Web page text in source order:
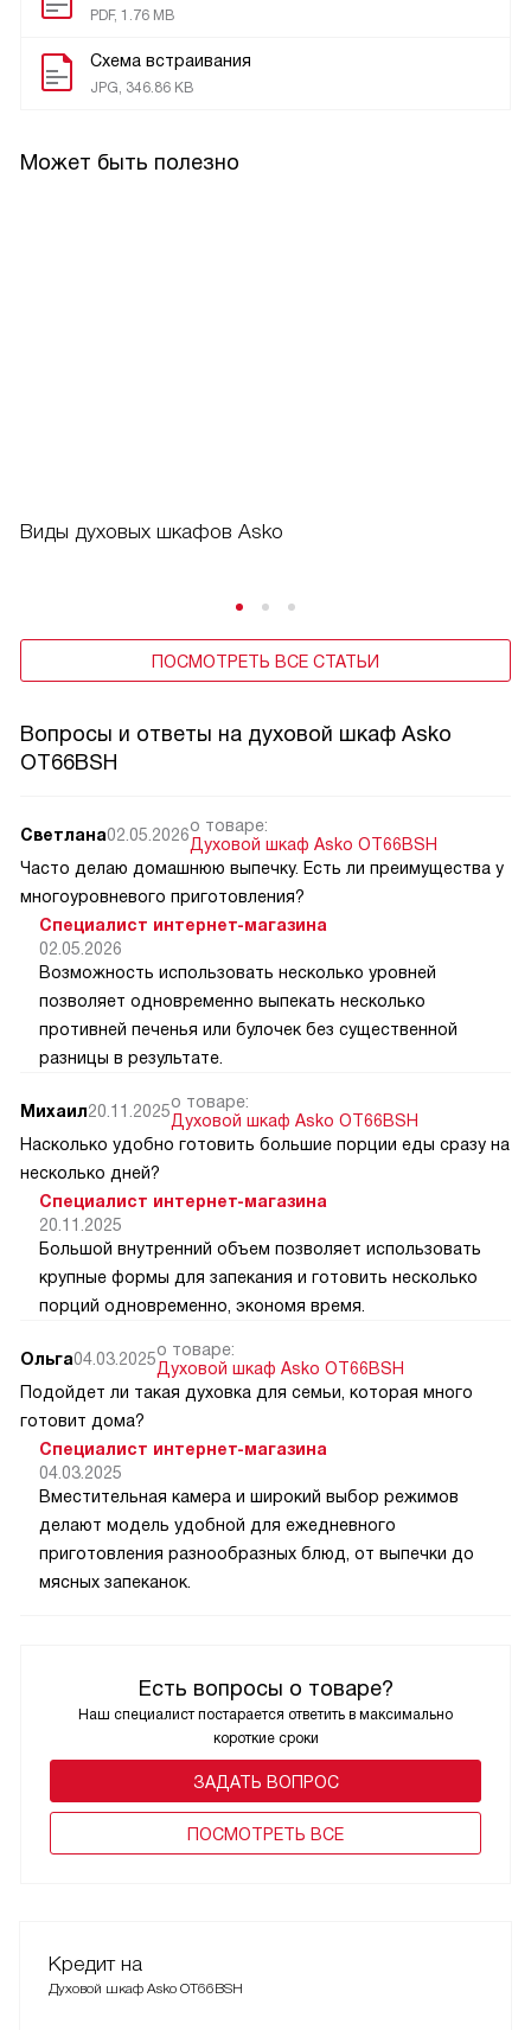
PDF, 1.76 MB
Схема встраивания
JPG, 346.86 KB
Может быть полезно
Виды духовых шкафов Asko
ПОСМОТРЕТЬ ВСЕ СТАТЬИ
Вопросы и ответы на духовой шкаф Asko
OT66BSH
Есть вопросы о товаре?
Наш специалист постарается ответить в максимально
короткие сроки
ЗАДАТЬ ВОПРОС
ПОCМОТРЕТЬ ВСЕ
Светлана02.05.2026о товаре:
Духовой шкаф Asko OT66BSH
Часто делаю домашнюю выпечку. Есть ли преимущества у
многоуровневого приготовления?
Специалист интернет-магазина
02.05.2026
Возможность использовать несколько уровней
позволяет одновременно выпекать несколько
противней печенья или булочек без существенной
разницы в результате.
Михаил20.11.2025о товаре:
Духовой шкаф Asko OT66BSH
Насколько удобно готовить большие порции еды сразу на
несколько дней?
Специалист интернет-магазина
20.11.2025
Большой внутренний объем позволяет использовать
крупные формы для запекания и готовить несколько
порций одновременно, экономя время.
Ольга04.03.2025о товаре:
Духовой шкаф Asko OT66BSH
Подойдет ли такая духовка для семьи, которая много
готовит дома?
Специалист интернет-магазина
04.03.2025
Вместительная камера и широкий выбор режимов
делают модель удобной для ежедневного
приготовления разнообразных блюд, от выпечки до
мясных запеканок.
Кредит на
Духовой шкаф Asko OT66BSH